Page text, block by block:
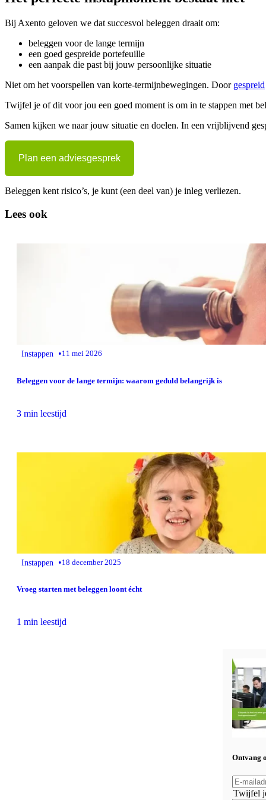
Bij Axento geloven we dat succesvol beleggen draait om:
beleggen voor de lange termijn
een goed gespreide portefeuille
een aanpak die past bij jouw persoonlijke situatie
Niet om het voorspellen van korte-termijnbewegingen. Door gespreid
Twijfel je of dit voor jou een goed moment is om in te stappen met
Samen kijken we naar jouw situatie en doelen. In een vrijblijvend
Plan een adviesgesprek
Beleggen kent risico’s, je kunt (een deel van) je inleg verliezen.
Lees ook
Instappen •11 mei 2026
Beleggen voor de lange termijn: waarom geduld belangrijk is
3 min leestijd
Instappen •18 december 2025
Vroeg starten met beleggen loont écht
1 min leestijd
Ontvang
Twijfel